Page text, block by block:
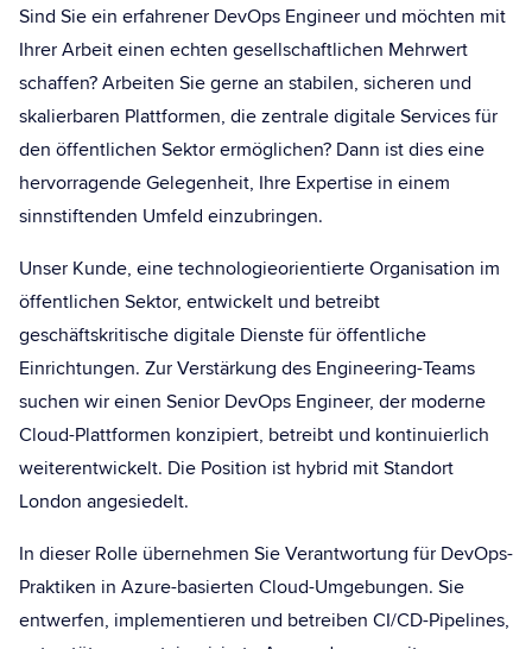
Sind Sie ein erfahrener DevOps Engineer und möchten mit
Ihrer Arbeit einen echten gesellschaftlichen Mehrwert
schaffen? Arbeiten Sie gerne an stabilen, sicheren und
skalierbaren Plattformen, die zentrale digitale Services für
den öffentlichen Sektor ermöglichen? Dann ist dies eine
hervorragende Gelegenheit, Ihre Expertise in einem
sinnstiftenden Umfeld einzubringen.
Unser Kunde, eine technologieorientierte Organisation im
öffentlichen Sektor, entwickelt und betreibt
geschäftskritische digitale Dienste für öffentliche
Einrichtungen. Zur Verstärkung des Engineering-Teams
suchen wir einen Senior DevOps Engineer, der moderne
Cloud-Plattformen konzipiert, betreibt und kontinuierlich
weiterentwickelt. Die Position ist hybrid mit Standort
London angesiedelt.
In dieser Rolle übernehmen Sie Verantwortung für DevOps-
Praktiken in Azure-basierten Cloud-Umgebungen. Sie
entwerfen, implementieren und betreiben CI/CD-Pipelines,